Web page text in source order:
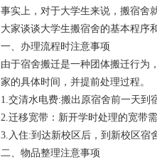
事实上，对于大学生来说，搬宿舍
大家谈谈大学生搬宿舍的基本程序
一、办理流程时注意事项
由于宿舍搬迁是一种团体搬迁行为
家的具体时间，并提前处理过程。
1.交清水电费:搬出原宿舍前一天到
2.迁移宽带：新开学时处理的宽带
3.入住:到达新校区后，到新校区宿
二、物品整理注意事项